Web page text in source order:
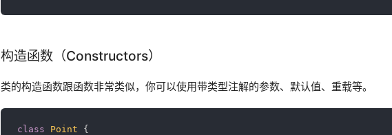
构造函数（Constructors）
类的构造函数跟函数非常类似，你可以使用带类型注解的参数、默认值、重载等。
class Point
{